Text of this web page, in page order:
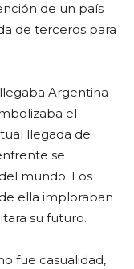
de un país
de terceros para
Argentina
el
llegada de
se
mundo. Los
ella imploraban
su futuro.
fue casualidad,